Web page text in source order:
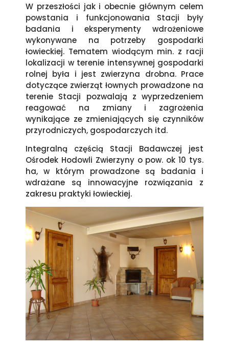
W przeszłości jak i obecnie głównym celem
powstania i funkcjonowania Stacji były
badania i eksperymenty wdrożeniowe
wykonywane na potrzeby gospodarki
łowieckiej. Tematem wiodącym min. z racji
lokalizacji w terenie intensywnej gospodarki
rolnej była i jest zwierzyna drobna. Prace
dotyczące zwierząt łownych prowadzone na
terenie Stacji pozwalają z wyprzedzeniem
reagować na zmiany i zagrożenia
wynikające ze zmieniających się czynników
przyrodniczych, gospodarczych itd.
Integralną częścią Stacji Badawczej jest
Ośrodek Hodowli Zwierzyny o pow. ok 10 tys.
ha, w którym prowadzone są badania i
wdrażane są innowacyjne rozwiązania z
zakresu praktyki łowieckiej.